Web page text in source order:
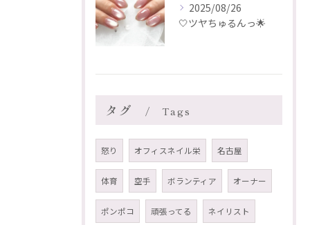
2025/08/26
🤍ツヤちゅるんっ🌟
タグ Tags
怒り オフィスネイル栄 名古屋
体育 空手 ボランティア オーナー
ポンポコ 頑張ってる ネイリスト